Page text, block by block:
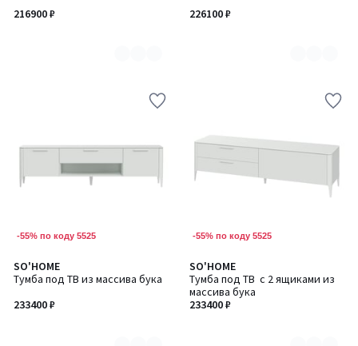
216900 ₽
6
226100 ₽
6
-55% по коду 5525
SO'HOME
Тумба под ТВ из массива бука
233400 ₽
Количество
цветов:
6
-55% по коду 5525
SO'HOME
Тумба под ТВ с 2 ящиками из
массива бука
233400 ₽
Количество
цветов:
6